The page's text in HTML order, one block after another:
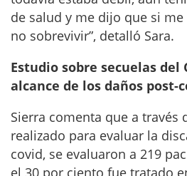
de salud y me dijo que si
no sobrevivir”, detalló Sara.
Estudio sobre secuelas del
alcance de los daños post-
Sierra comenta que a través
realizado para evaluar la
covid, se evaluaron a 219
el 30 por ciento fue tratado